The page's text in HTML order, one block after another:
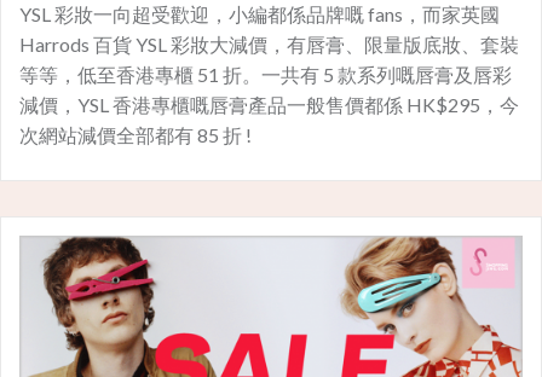
YSL 彩妝一向超受歡迎，小編都係品牌嘅 fans，而家英國
Harrods 百貨 YSL 彩妝大減價，有唇膏、限量版底妝、套裝
等等，低至香港專櫃 51 折。一共有 5 款系列嘅唇膏及唇彩
減價，YSL 香港專櫃嘅唇膏產品一般售價都係 HK$295，今
次網站減價全部都有 85 折 !